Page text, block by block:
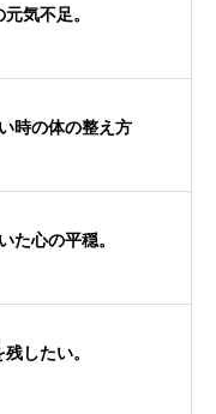
気不足。
時の体の整え方
た心の平穏。
したい。